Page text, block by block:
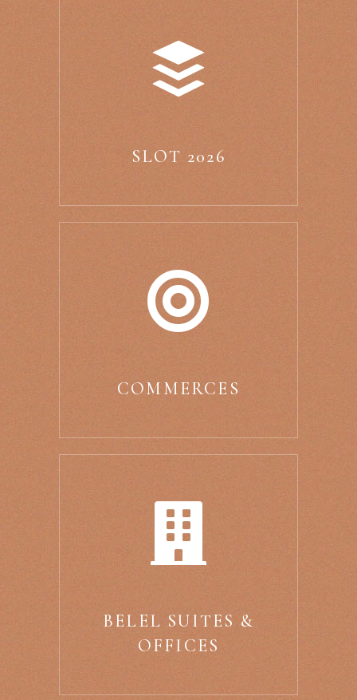
SLOT 2026
COMMERCES
BELEL SUITES &
OFFICES